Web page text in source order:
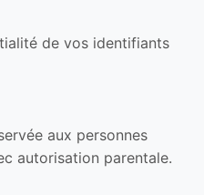
de vos identifiants
aux personnes
autorisation parentale.